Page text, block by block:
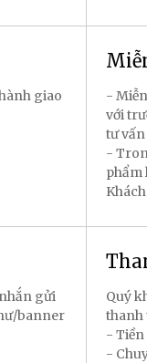
giao
-
với
tư
-
phẩm
gửi
banner
Quý
thanh
- Tiền
-